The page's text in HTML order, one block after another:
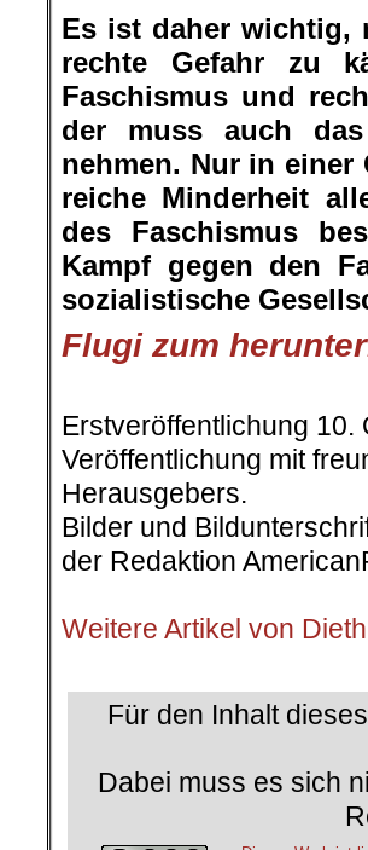
Flugi zum
.
Erstveröffentlichung
Veröffentlichung mit
Herausgebers.
Bilder und
der Redaktion
.
Weitere Artikel von
.
Dabei muss es sich
Dieses Werk ist
Nicht
und auch
Bombenattentat ,
Wehrsportgruppe